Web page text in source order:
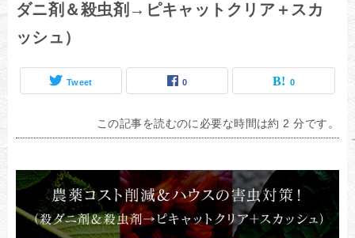
ダニ剤＆殺虫剤→ピキャットクリア＋スカ
ッシュ）
Tweet 0 0
この記事を読むのに必要な時間は約 2 分です。